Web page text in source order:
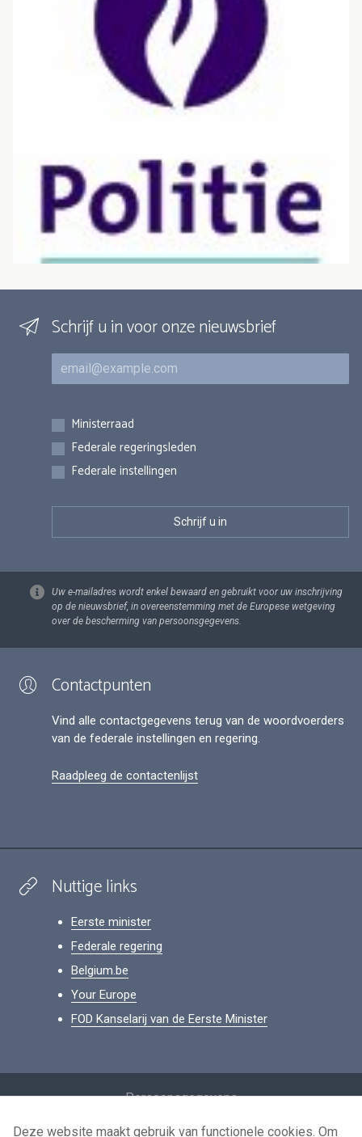
Schrijf u in voor onze nieuwsbrief
E-mail
Inschrijvingen
Ministerraad
Federale regeringsleden
Federale instellingen
Uw e-mailadres wordt enkel bewaard en gebruikt voor uw inschrijving
op de nieuwsbrief, in overeenstemming met de Europese wetgeving
over de bescherming van persoonsgegevens.
Contactpunten
Vind alle contactgegevens terug van de woordvoerders
van de federale instellingen en regering.
Raadpleeg de contactenlijst
Nuttige links
Eerste minister
Federale regering
Belgium.be
Your Europe
FOD Kanselarij van de Eerste Minister
Persoonsgegevens
Voorwaarden voor het hergebruik
Deze website maakt gebruik van functionele cookies. Om